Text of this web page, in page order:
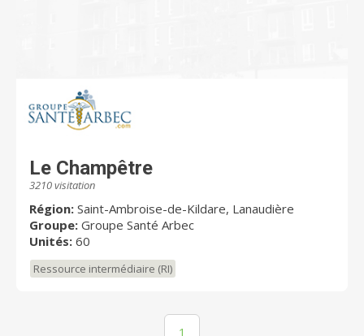
Le Champêtre
3210 visitation
Région: Saint-Ambroise-de-Kildare, Lanaudière
Groupe: Groupe Santé Arbec
Unités: 60
Ressource intermédiaire (RI)
1